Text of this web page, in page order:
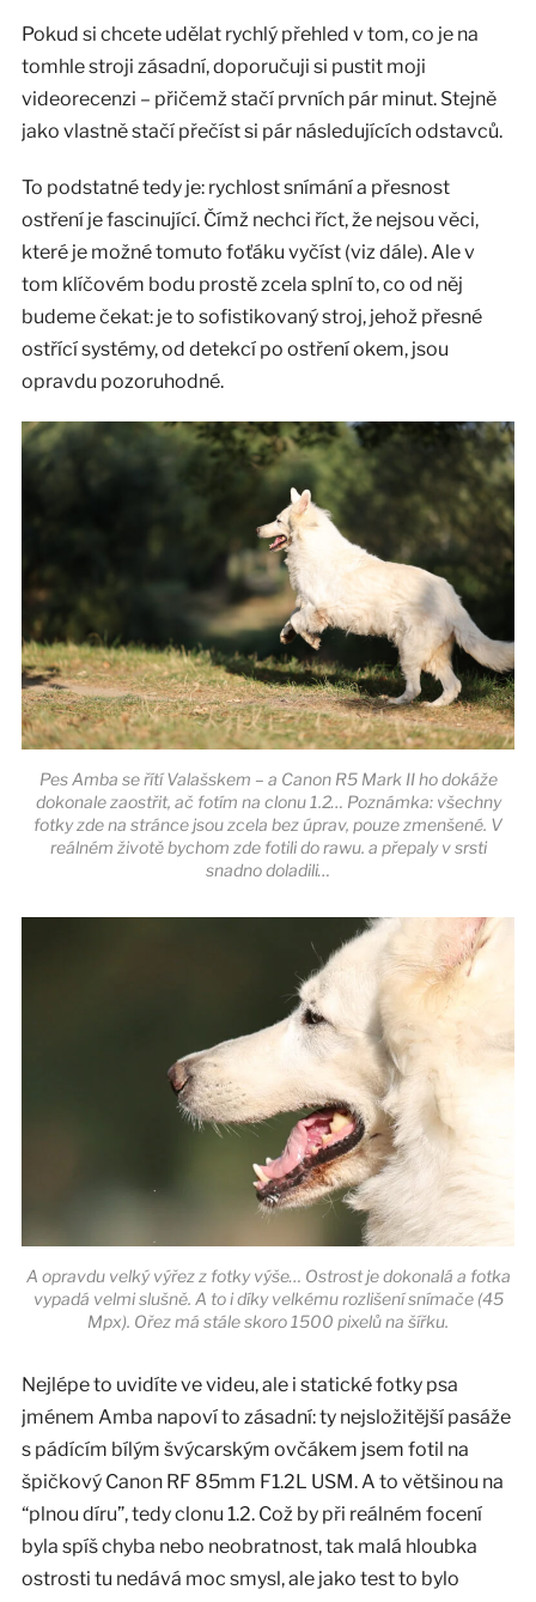
Pokud si chcete udělat rychlý přehled v tom, co je na
tomhle stroji zásadní, doporučuji si pustit moji
videorecenzi – přičemž stačí prvních pár minut. Stejně
jako vlastně stačí přečíst si pár následujících odstavců.
To podstatné tedy je: rychlost snímání a přesnost
ostření je fascinující. Čímž nechci říct, že nejsou věci,
které je možné tomuto foťáku vyčíst (viz dále). Ale v
tom klíčovém bodu prostě zcela splní to, co od něj
budeme čekat: je to sofistikovaný stroj, jehož přesné
ostřící systémy, od detekcí po ostření okem, jsou
opravdu pozoruhodné.
Pes Amba se řítí Valašskem – a Canon R5 Mark II ho dokáže
dokonale zaostřit, ač fotím na clonu 1.2… Poznámka: všechny
fotky zde na stránce jsou zcela bez úprav, pouze zmenšené. V
reálném životě bychom zde fotili do rawu. a přepaly v srsti
snadno doladili…
A opravdu velký výřez z fotky výše… Ostrost je dokonalá a fotka
vypadá velmi slušně. A to i díky velkému rozlišení snímače (45
Mpx). Ořez má stále skoro 1500 pixelů na šířku.
Nejlépe to uvidíte ve videu, ale i statické fotky psa
jménem Amba napoví to zásadní: ty nejsložitější pasáže
s pádícím bílým švýcarským ovčákem jsem fotil na
špičkový Canon RF 85mm F1.2L USM. A to většinou na
“plnou díru”, tedy clonu 1.2. Což by při reálném focení
byla spíš chyba nebo neobratnost, tak malá hloubka
ostrosti tu nedává moc smysl, ale jako test to bylo